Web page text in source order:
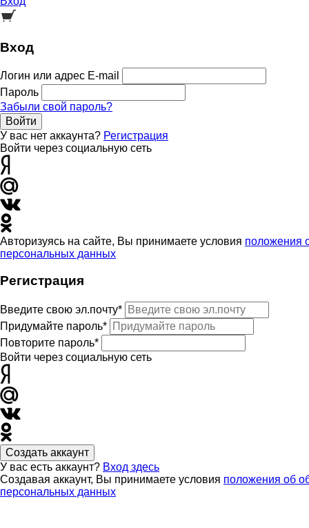
Вход
Логин или адрес E-mail
Пароль
Забыли свой пароль?
Войти
У вас нет аккаунта? Регистрация
Войти через социальную сеть
Авторизуясь на сайте, Вы принимаете условия положения
персональных данных
Регистрация
Введите свою эл.почту*
Придумайте пароль*
Повторите пароль*
Войти через социальную сеть
Создать аккаунт
У вас есть аккаунт? Вход здесь
Создавая аккаунт, Вы принимаете условия положения об
персональных данных